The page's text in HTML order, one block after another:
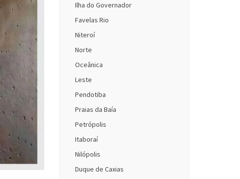
Ilha do Governador
Favelas Rio
Niteroí
Norte
Oceânica
Leste
Pendotiba
Praias da Baía
Petrópolis
Itaboraí
Nilópolis
Duque de Caxias